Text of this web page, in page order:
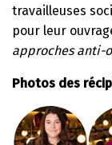
travailleuses
pour leur
approches anti-
Photos des